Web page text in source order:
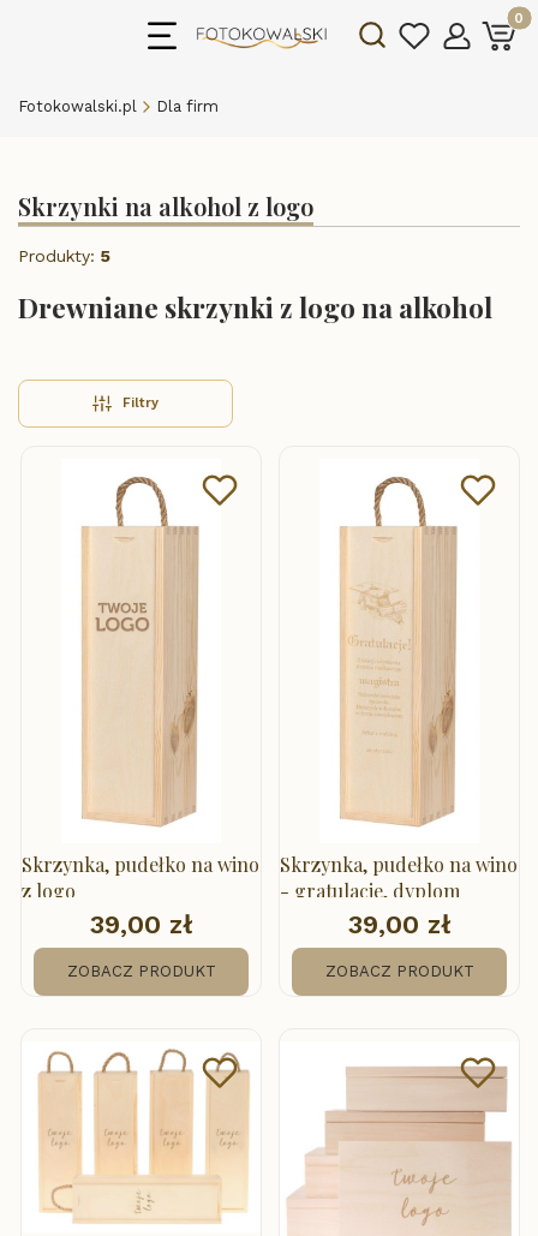
Otwórz wyszukiwarkę
Fotokowalski.pl Dla firm
Skrzynki na alkohol z logo
Produkty: 5
Drewniane skrzynki z logo na alkohol
Filtry
Skrzynka, pudełko na wino
z logo
Cena
39,00 zł
ZOBACZ PRODUKT
Skrzynka, pudełko na wino
- gratulacje, dyplom
Cena
39,00 zł
ZOBACZ PRODUKT